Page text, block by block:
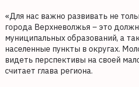
«Для нас важно развивать не
города Верхневолжья – это
муниципальных образований, а
населенные пункты в округах.
видеть перспективы на своей
считает глава региона.